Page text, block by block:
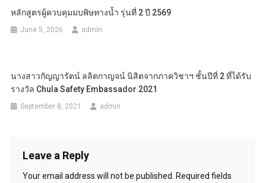
หลักสูตรผู้ควบคุมมบพิษทางน้ำ รุ่นที่ 2 ปี 2569
June 5, 2026 admin
นางสาวกัญญารัตน์ ลลิตกาญจน์ นิสิตจากภาควิชาฯ ชั้นปีที่ 2 ที่ได้รับ
รางวัล Chula Safety Embassador 2021
September 8, 2021 admin
Leave a Reply
Your email address will not be published.
Required fields